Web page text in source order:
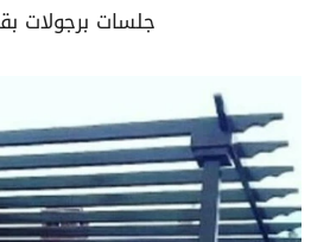
جلسات برجولات